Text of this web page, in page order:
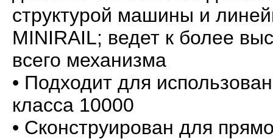
структурой машины и
MINIRAIL; ведет к более
всего механизма
• Подходит для
класса 10000
• Сконструирован для